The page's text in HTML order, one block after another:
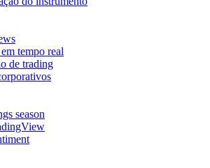
tempo real
de trading
season